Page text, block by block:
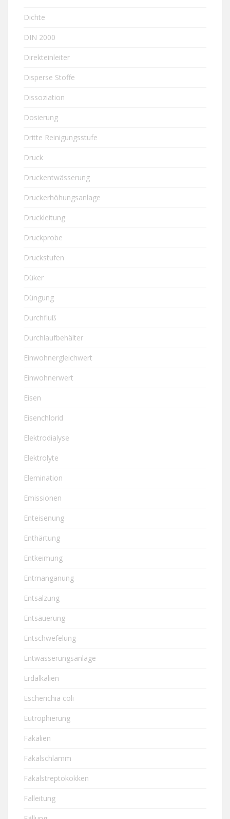
Dichte
DIN 2000
Direkteinleiter
Disperse Stoffe
Dissoziation
Dosierung
Dritte Reinigungsstufe
Druck
Druckentwässerung
Druckerhöhungsanlage
Druckleitung
Druckprobe
Druckstufen
Düker
Düngung
Durchfluß
Durchlaufbehälter
Einwohnergleichwert
Einwohnerwert
Eisen
Eisenchlorid
Elektrodialyse
Elektrolyte
Elemination
Emissionen
Enteisenung
Enthärtung
Entkeimung
Entmanganung
Entsalzung
Entsäuerung
Entschwefelung
Entwässerungsanlage
Erdalkalien
Escherichia coli
Eutrophierung
Fäkalien
Fäkalschlamm
Fäkalstreptokokken
Falleitung